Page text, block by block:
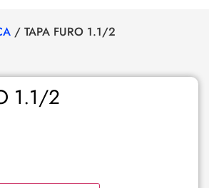
/ TAPA FURO 1.1/2
1.1/2